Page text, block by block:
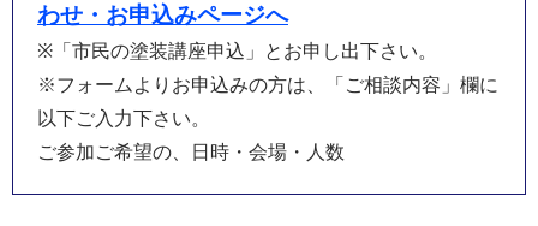
わせ・お申込みページへ
※「市民の塗装講座申込」とお申し出下さい。
※フォームよりお申込みの方は、「ご相談内容」欄に
以下ご入力下さい。
ご参加ご希望の、日時・会場・人数